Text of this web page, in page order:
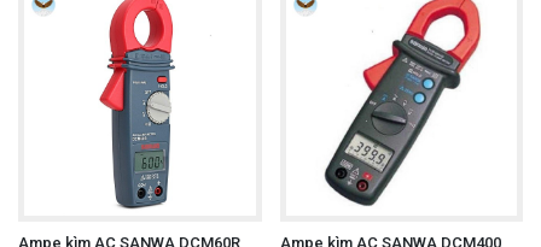
Ampe kìm AC SANWA DCM60R Ampe kìm AC SANWA DCM400